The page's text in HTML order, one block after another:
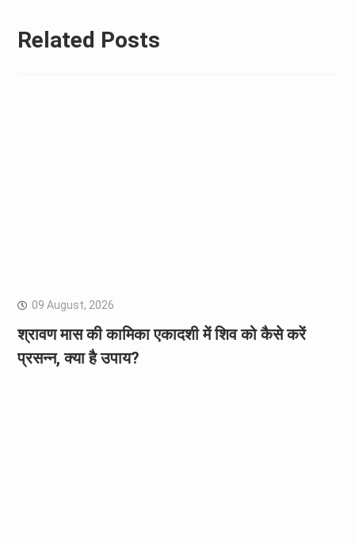
Related Posts
09 August, 2026
श्रावण मास की कामिका एकादशी में शिव को कैसे करें
प्रसन्न, क्या है उपाय?